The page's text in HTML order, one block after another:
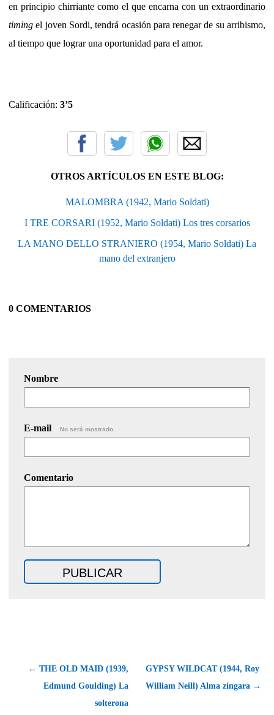
en principio chirriante como el que encarna con un extraordinario
timing el joven Sordi, tendrá ocasión para renegar de su arribismo,
al tiempo que lograr una oportunidad para el amor.
Calificación: 3’5
OTROS ARTÍCULOS EN ESTE BLOG:
MALOMBRA (1942, Mario Soldati)
I TRE CORSARI (1952, Mario Soldati) Los tres corsarios
LA MANO DELLO STRANIERO (1954, Mario Soldati) La
mano del extranjero
0 COMENTARIOS
Nombre
E-mail No será mostrado.
Comentario
← THE OLD MAID (1939,
Edmund Goulding) La
solterona
GYPSY WILDCAT (1944, Roy
William Neill) Alma zíngara →